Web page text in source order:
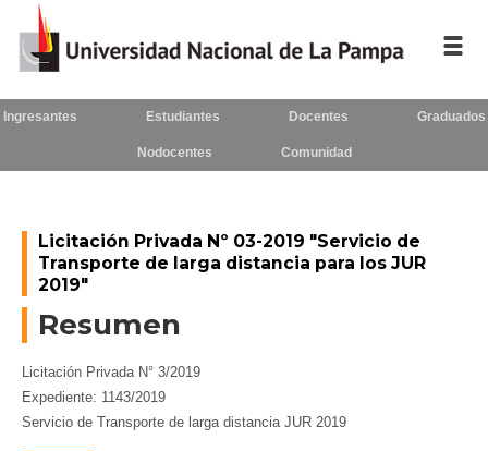
La UNLPam
Rectorado / Secretarías
Facultades
Contacto
Ingresantes Estudiantes Docentes Graduados
Nodocentes Comunidad
Licitación Privada Nº 03-2019 "Servicio de
Transporte de larga distancia para los JUR
2019"
Resumen
Licitación Privada N° 3/2019
Expediente: 1143/2019
Servicio de Transporte de larga distancia JUR 2019